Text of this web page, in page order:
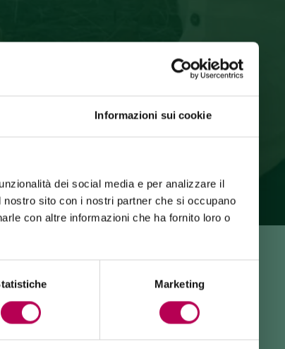
Informazioni sui cookie
dei social media e per analizzare il
sito con i nostri partner che si occupano
con altre informazioni che ha fornito loro o
Marketing
PER LAVORI
per lavori